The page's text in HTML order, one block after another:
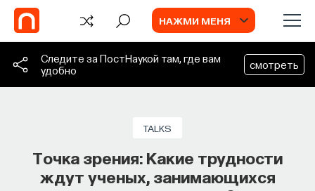
НАЖМИ МЕНЯ
Следите за ПостНаукой там, где вам
удобно
смотреть
TALKS
Точка зрения: Какие трудности
ждут ученых, занимающихся
Химия между нейронами:
вещества, которые управляют нами
Как наши память, потребности, эмоции,